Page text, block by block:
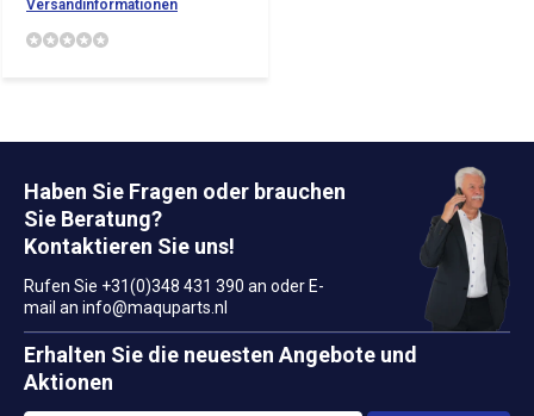
Versandinformationen
Haben Sie Fragen oder brauchen
Sie Beratung?
Kontaktieren Sie uns!
Rufen Sie +31(0)348 431 390 an oder E-
mail an info@maquparts.nl
Erhalten Sie die neuesten Angebote und
Aktionen